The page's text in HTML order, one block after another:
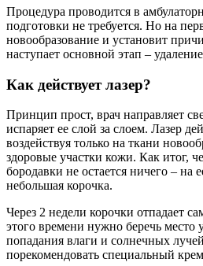
Процедура проводится в
подготовки не требуется. Но на
новообразование и установит
наступает основной этап –
Как действует лазер?
Принцип прост, врач направляет
испаряет ее слой за слоем. Лазер
воздействуя только на ткани
здоровые участки кожи. Как итог,
бородавки не остается ничего – на
небольшая корочка.
Через 2 недели корочки отпадает
этого времени нужно беречь место
попадания влаги и солнечных
порекомендовать специальный